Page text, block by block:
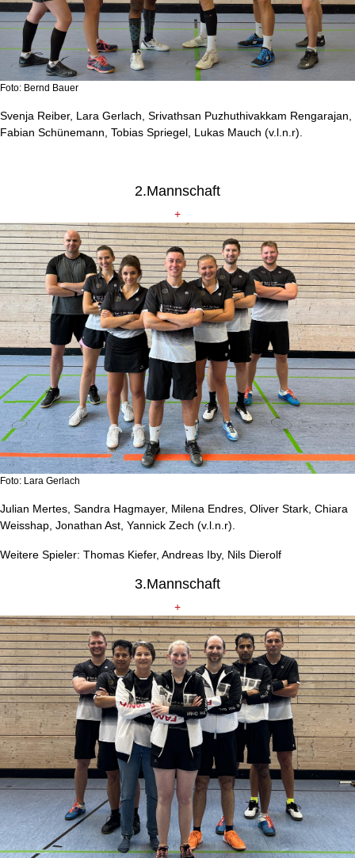
Foto: Bernd Bauer
Svenja Reiber, Lara Gerlach, Srivathsan Puzhuthivakkam Rengarajan,
Fabian Schünemann, Tobias Spriegel, Lukas Mauch (v.l.n.r).
2.Mannschaft
+
Foto: Lara Gerlach
Julian Mertes, Sandra Hagmayer, Milena Endres, Oliver Stark, Chiara
Weisshap, Jonathan Ast, Yannick Zech (v.l.n.r).
Weitere Spieler: Thomas Kiefer, Andreas Iby, Nils Dierolf
3.Mannschaft
+